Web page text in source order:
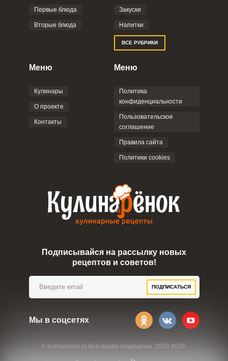
© kulinarenok.ru Все права защищены. 2019-2026.
Первые блюда
Вторые блюда
Закуски
Напитки
ВСЕ РУБРИКИ
Меню
Кулинары
О проекте
Контакты
Меню
Политика
конфиденциальности
Пользовательское
соглашение
Правила сайта
Политики cookies
Подписывайся на рассылку новых
рецептов и советов!
ПОДПИСАТЬСЯ
Мы в соцсетях
ЕЩЕ НЕ ЗАРЕГИСТРИРОВАННЫ?